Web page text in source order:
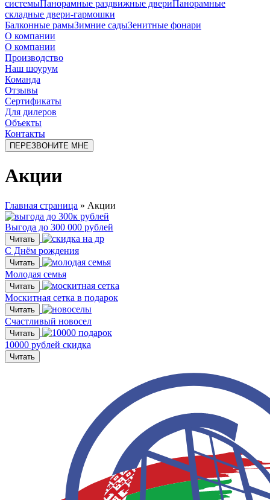
системыПанорамные раздвижные двериПанорамные
складные двери-гармошки
Балконные рамыЗимние садыЗенитные фонари
О компании
О компании
Производство
Наш шоурум
Команда
Отзывы
Сертификаты
Для дилеров
Объекты
Контакты
ПЕРЕЗВОНИТЕ МНЕ
Акции
Главная страница » Акции
Выгода до 300 000 рублей
Читать
С Днём рождения
Читать
Молодая семья
Читать
Москитная сетка в подарок
Читать
Счастливый новосел
Читать
10000 рублей скидка
Читать